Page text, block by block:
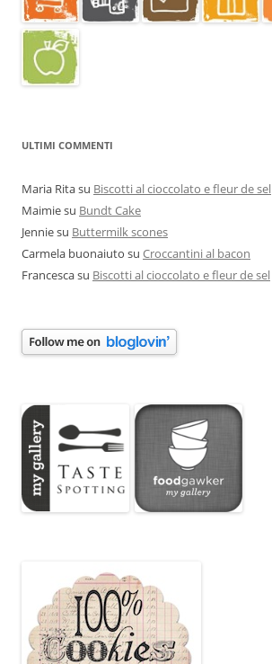
ULTIMI COMMENTI
Maria Ritasu Biscotti al cioccolato e fleur de sel
Maimiesu Bundt Cake
Jenniesu Buttermilk scones
Carmela buonaiuto su Croccantini al bacon
Francescasu Biscotti al cioccolato e fleur de sel